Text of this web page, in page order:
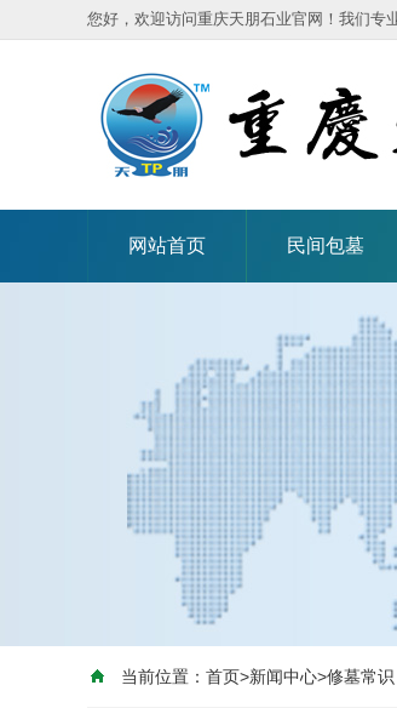
您好，欢迎访问重庆天朋石业官网！我们专
网站首页 民间包墓
当前位置： 首页>新闻中心>修墓常识